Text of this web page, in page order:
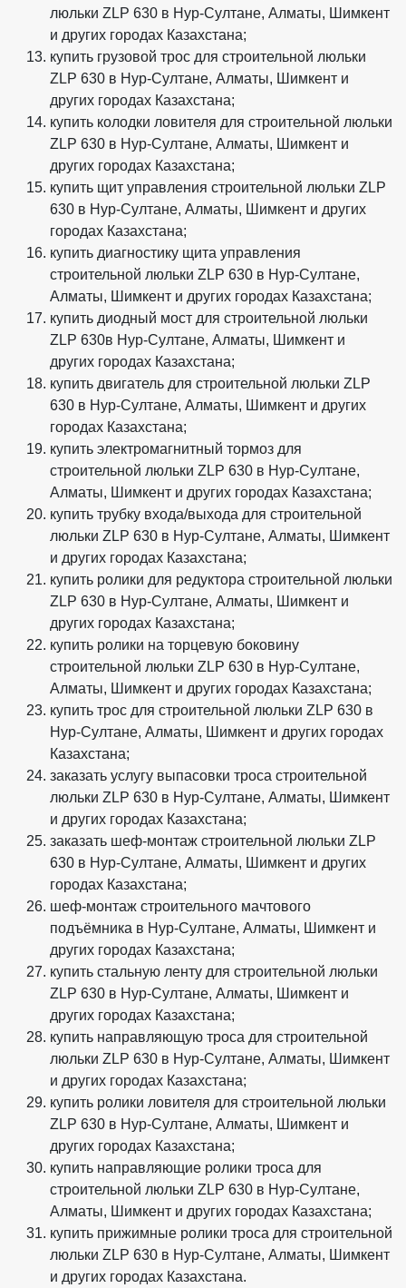
люльки ZLP 630 в Нур-Султане, Алматы, Шимкент
и других городах Казахстана;
купить грузовой трос для строительной люльки
ZLP 630 в Нур-Султане, Алматы, Шимкент и
других городах Казахстана;
купить колодки ловителя для строительной люльки
ZLP 630 в Нур-Султане, Алматы, Шимкент и
других городах Казахстана;
купить щит управления строительной люльки ZLP
630 в Нур-Султане, Алматы, Шимкент и других
городах Казахстана;
купить диагностику щита управления
строительной люльки ZLP 630 в Нур-Султане,
Алматы, Шимкент и других городах Казахстана;
купить диодный мост для строительной люльки
ZLP 630в Нур-Султане, Алматы, Шимкент и
других городах Казахстана;
купить двигатель для строительной люльки ZLP
630 в Нур-Султане, Алматы, Шимкент и других
городах Казахстана;
купить электромагнитный тормоз для
строительной люльки ZLP 630 в Нур-Султане,
Алматы, Шимкент и других городах Казахстана;
купить трубку входа/выхода для строительной
люльки ZLP 630 в Нур-Султане, Алматы, Шимкент
и других городах Казахстана;
купить ролики для редуктора строительной люльки
ZLP 630 в Нур-Султане, Алматы, Шимкент и
других городах Казахстана;
купить ролики на торцевую боковину
строительной люльки ZLP 630 в Нур-Султане,
Алматы, Шимкент и других городах Казахстана;
купить трос для строительной люльки ZLP 630 в
Нур-Султане, Алматы, Шимкент и других городах
Казахстана;
заказать услугу выпасовки троса строительной
люльки ZLP 630 в Нур-Султане, Алматы, Шимкент
и других городах Казахстана;
заказать шеф-монтаж строительной люльки ZLP
630 в Нур-Султане, Алматы, Шимкент и других
городах Казахстана;
шеф-монтаж строительного мачтового
подъёмника в Нур-Султане, Алматы, Шимкент и
других городах Казахстана;
купить стальную ленту для строительной люльки
ZLP 630 в Нур-Султане, Алматы, Шимкент и
других городах Казахстана;
купить направляющую троса для строительной
люльки ZLP 630 в Нур-Султане, Алматы, Шимкент
и других городах Казахстана;
купить ролики ловителя для строительной люльки
ZLP 630 в Нур-Султане, Алматы, Шимкент и
других городах Казахстана;
купить направляющие ролики троса для
строительной люльки ZLP 630 в Нур-Султане,
Алматы, Шимкент и других городах Казахстана;
купить прижимные ролики троса для строительной
люльки ZLP 630 в Нур-Султане, Алматы, Шимкент
и других городах Казахстана.